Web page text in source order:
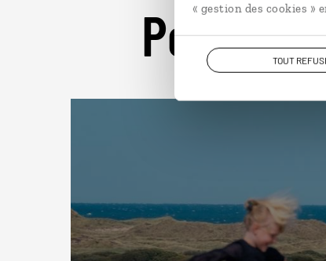
« gestion des cookies »
TOUT
Pour